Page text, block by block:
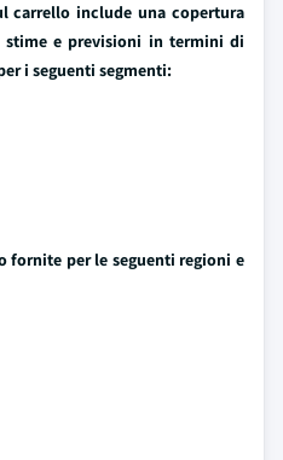
carrello include una copertura
e previsioni in termini di
i seguenti segmenti:
fornite per le seguenti regioni e